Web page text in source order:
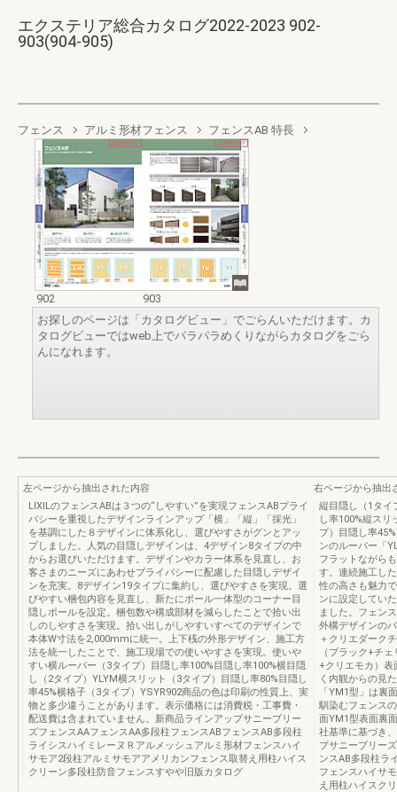
エクステリア総合カタログ2022-2023 902-
903(904-905)
フェンス アルミ形材フェンス フェンスAB 特長
902
903
お探しのページは「カタログビュー」でごらんいただけます。カ
タログビューではweb上でパラパラめくりながらカタログをごら
んになれます。
左ページから抽出された内容
LIXILのフェンスABは３つの“しやすい”を実現フェンスABプライ
バシーを重視したデザインラインアップ「横」「縦」「採光」
を基調にした８デザインに体系化し、選びやすさがグンとアッ
プしました。人気の目隠しデザインは、4デザイン8タイプの中
からお選びいただけます。デザインやカラー体系を見直し、お
客さまのニーズにあわせプライバシーに配慮した目隠しデザイ
ンを充実。8デザイン19タイプに集約し、選びやすさを実現。選
びやすい梱包内容を見直し、新たにポール一体型のコーナー目
隠しポールを設定。梱包数や構成部材を減らしたことで拾い出
しのしやすさを実現。拾い出しがしやすいすべてのデザインで
本体W寸法を2,000mmに統一。上下桟の外形デザイン、施工方
法を統一したことで、施工現場での使いやすさを実現。使いや
すい横ルーバー（3タイプ）目隠し率100%目隠し率100%横目隠
し（2タイプ）YLYM横スリット（3タイプ）目隠し率80%目隠し
率45%横格子（3タイプ）YSYR902商品の色は印刷の性質上、実
物と多少違うことがあります。表示価格には消費税・工事費・
配送費は含まれていません。新商品ラインアップサニーブリー
ズフェンスAAフェンスAA多段柱フェンスABフェンスAB多段柱
ライシスハイミレーヌＲアルメッシュアルミ形材フェンスハイ
サモア2段柱アルミサモアアメリカンフェンス取替え用柱ハイス
クリーン多段柱防音フェンスすやや旧版カタログ
右ページから抽出
縦目隠し（1タイ
し率100%縦スリ
プ）目隠し率
ンのルーバー「
フラットながら
す。連続施工し
性の高さも魅力
ンに設定してい
ました。フェン
外構デザインの
＋クリエダーク
（ブラック+チ
+クリエモカ）表
く内観からの見
「YM1型」は裏
馴染むフェンス
面YM1型表面裏
社基準に基づき
プサニーブリー
ンスAB多段柱ラ
フェンスハイサ
え用柱ハイスク